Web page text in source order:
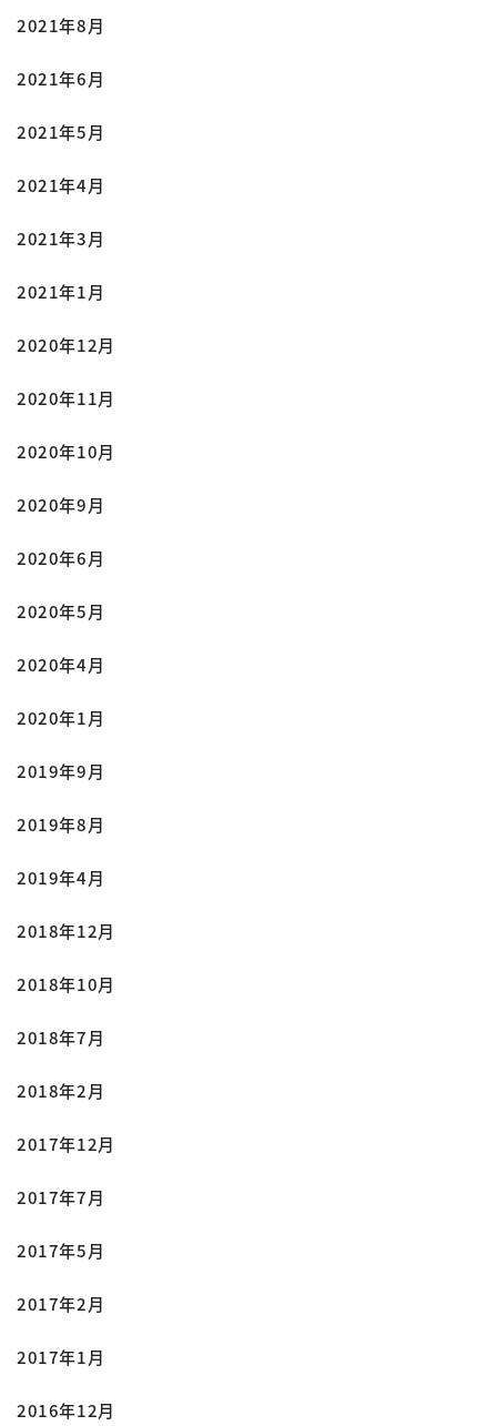
2021年8月
2021年6月
2021年5月
2021年4月
2021年3月
2021年1月
2020年12月
2020年11月
2020年10月
2020年9月
2020年6月
2020年5月
2020年4月
2020年1月
2019年9月
2019年8月
2019年4月
2018年12月
2018年10月
2018年7月
2018年2月
2017年12月
2017年7月
2017年5月
2017年2月
2017年1月
2016年12月